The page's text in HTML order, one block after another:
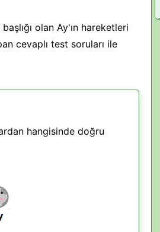
olan Ay'ın hareketleri
cevaplı test soruları ile
hangisinde doğru